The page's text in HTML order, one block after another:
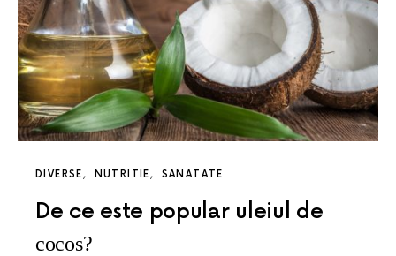
DIVERSE NUTRITIE SANATATE
De ce este popular uleiul de
cocos?